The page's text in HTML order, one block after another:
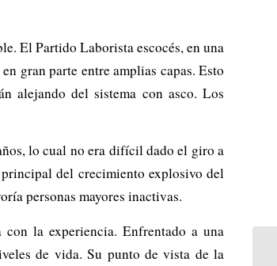
El Partido Laborista escocés, en una
gran parte entre amplias capas. Esto
alejando del sistema con asco. Los
lo cual no era difícil dado el giro a
del crecimiento explosivo del
personas mayores inactivas.
la experiencia. Enfrentado a una
de vida. Su punto de vista de la